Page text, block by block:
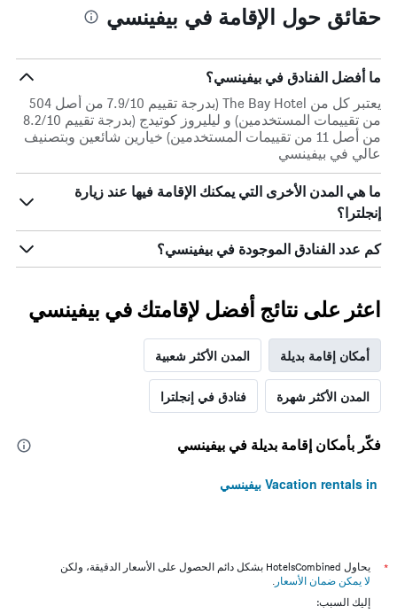
حقائق حول الإقامة في بيفينسي
ما أفضل الفنادق في بيفينسي؟
يعتبر كل من The Bay Hotel (بدرجة تقييم 7.9/10 من أصل 504
من تقييمات المستخدمين) و ليليروز كوتيدج (بدرجة تقييم 8.2/10
من أصل 11 من تقييمات المستخدمين) خيارين شائعين وبتصنيف
عالي في بيفينسي
ما هي المدن الأخرى التي يمكنك الإقامة فيها عند زيارة
إنجلترا؟
كم عدد الفنادق الموجودة في بيفينسي؟
اعثر على نتائج أفضل لإقامتك في بيفينسي
أمكان إقامة بديلة المدن الأكثر شعبية
المدن الأكثر شهرة فنادق في إنجلترا
فكّر بأمكان إقامة بديلة في بيفينسي
Vacation rentals in بيفينسي
*
يحاول HotelsCombined بشكل دائم الحصول على الأسعار الدقيقة، ولكن
لا يمكن ضمان الأسعار .
إليك السبب: